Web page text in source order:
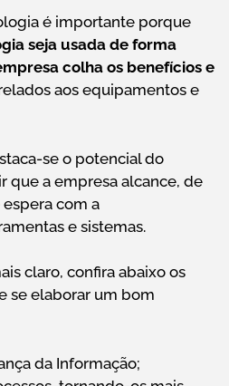
é importante porque
seja usada de forma
colha os benefícios e
aos equipamentos e
se o potencial do
que a empresa alcance, de
com a
e sistemas.
claro, confira abaixo os
se elaborar um bom
da Informação;